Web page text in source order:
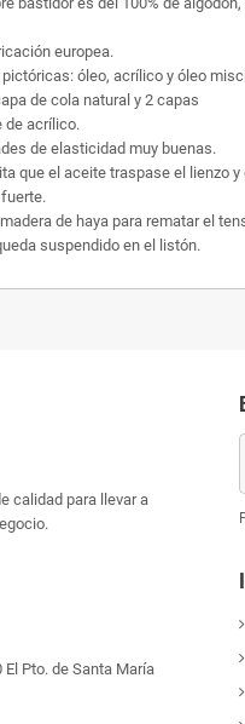
europea.
óleo, acrílico y óleo
de cola natural y 2 capas
de acrílico.
de elasticidad muy buenas.
que el aceite traspase el lienzo
de haya para rematar el
suspendido en el listón.
calidad para llevar a
Pto. de Santa María